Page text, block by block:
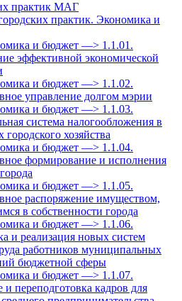
практик МАГ
практик. Экономика и
и бюджет —> 1.1.01.
эффективной экономической
и бюджет —> 1.1.02.
управление долгом мэрии
и бюджет —> 1.1.03.
система налогообложения в
городского хозяйства
и бюджет —> 1.1.04.
формирование и исполнения
и бюджет —> 1.1.05.
распоряжение имуществом,
в собственности города
и бюджет —> 1.1.06.
и реализация новых систем
работников муниципальных
бюджетной сферы
и бюджет —> 1.1.07.
и переподготовка кадров для